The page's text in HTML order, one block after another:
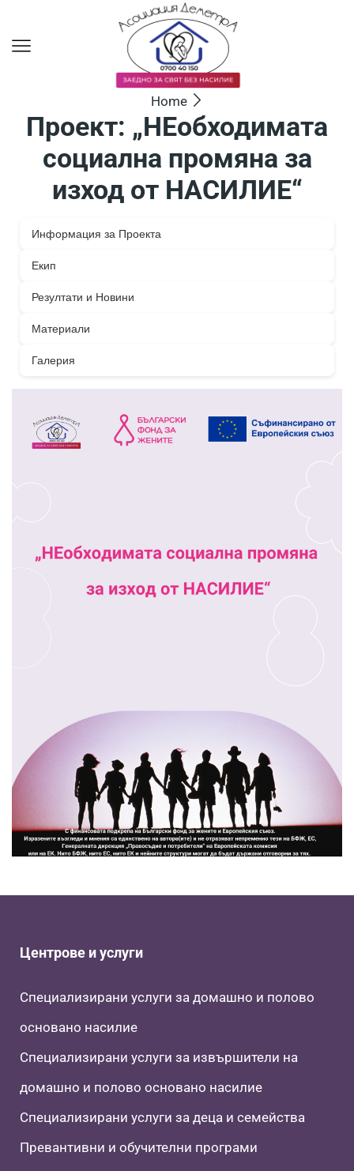
Home
Проект: „НЕобходимата
социална промяна за
изход от НАСИЛИЕ“
Информация за Проекта
Екип
Резултати и Новини
Материали
Галерия
Центрове и услуги
Специализирани услуги за домашно и полово
основано насилие
Специализирани услуги за извършители на
домашно и полово основано насилие
Специализирани услуги за деца и семейства
Превантивни и обучителни програми